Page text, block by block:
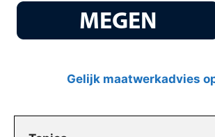
Gelijk maatwerkadvies